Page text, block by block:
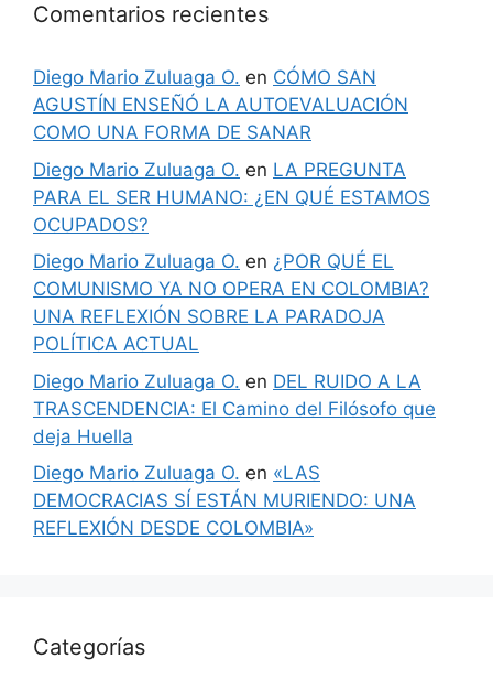
Comentarios recientes
Diego Mario Zuluaga O. en CÓMO SAN
AGUSTÍN ENSEÑÓ LA AUTOEVALUACIÓN
COMO UNA FORMA DE SANAR
Diego Mario Zuluaga O. en LA PREGUNTA
PARA EL SER HUMANO: ¿EN QUÉ ESTAMOS
OCUPADOS?
Diego Mario Zuluaga O. en ¿POR QUÉ EL
COMUNISMO YA NO OPERA EN COLOMBIA?
UNA REFLEXIÓN SOBRE LA PARADOJA
POLÍTICA ACTUAL
Diego Mario Zuluaga O. en DEL RUIDO A LA
TRASCENDENCIA: El Camino del Filósofo que
deja Huella
Diego Mario Zuluaga O. en «LAS
DEMOCRACIAS SÍ ESTÁN MURIENDO: UNA
REFLEXIÓN DESDE COLOMBIA»
Categorías